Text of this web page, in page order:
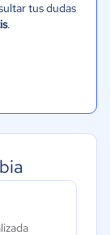
tus dudas
.